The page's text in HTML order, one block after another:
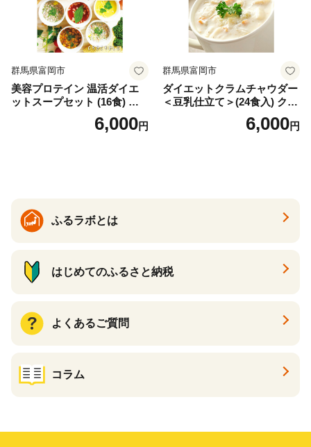
群馬県富岡市
美容プロテイン 温活ダイエ
ットスープセット (16食) 小
分け スープ 食べ比べ セット
詰合せ クラムチャウダー チ
6,000円
群馬県富岡市
ダイエットクラムチャウダー
＜豆乳仕立て＞(24食入) クラ
ムチャウダー 豆乳 ダイエッ
ト スープ プロテイン たんぱ
6,000円
ふるラボとは
はじめてのふるさと納税
よくあるご質問
コラム